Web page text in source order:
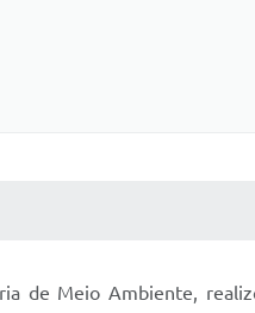
de Meio Ambiente,